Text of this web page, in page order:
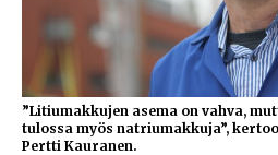
”Litiumakkujen asema on vahva,
tulossa myös natriumakkuja”,
Pertti Kauranen.